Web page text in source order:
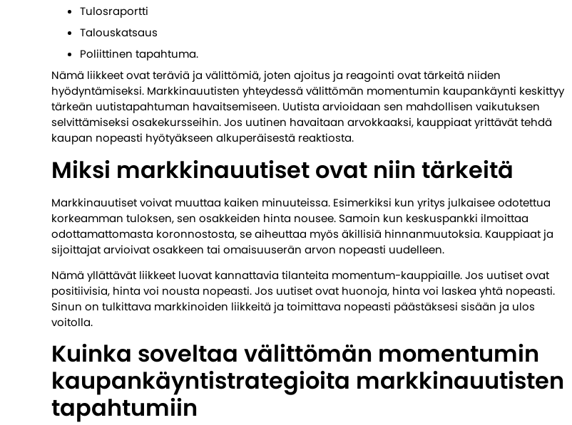
Tulosraportti
Talouskatsaus
Poliittinen tapahtuma.
Nämä liikkeet ovat teräviä ja välittömiä, joten ajoitus ja reagointi ovat tärkeitä niiden
hyödyntämiseksi. Markkinauutisten yhteydessä välittömän momentumin kaupankäynti keskittyy
tärkeän uutistapahtuman havaitsemiseen. Uutista arvioidaan sen mahdollisen vaikutuksen
selvittämiseksi osakekursseihin. Jos uutinen havaitaan arvokkaaksi, kauppiaat yrittävät tehdä
kaupan nopeasti hyötyäkseen alkuperäisestä reaktiosta.
Miksi markkinauutiset ovat niin tärkeitä
Markkinauutiset voivat muuttaa kaiken minuuteissa. Esimerkiksi kun yritys julkaisee odotettua
korkeamman tuloksen, sen osakkeiden hinta nousee. Samoin kun keskuspankki ilmoittaa
odottamattomasta koronnostosta, se aiheuttaa myös äkillisiä hinnanmuutoksia. Kauppiaat ja
sijoittajat arvioivat osakkeen tai omaisuuserän arvon nopeasti uudelleen.
Nämä yllättävät liikkeet luovat kannattavia tilanteita momentum-kauppiaille. Jos uutiset ovat
positiivisia, hinta voi nousta nopeasti. Jos uutiset ovat huonoja, hinta voi laskea yhtä nopeasti.
Sinun on tulkittava markkinoiden liikkeitä ja toimittava nopeasti päästäksesi sisään ja ulos
voitolla.
Kuinka soveltaa välittömän momentumin
kaupankäyntistrategioita markkinauutisten
tapahtumiin